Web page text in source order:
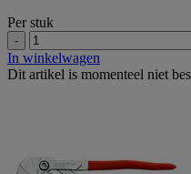
Per stuk
-
In winkelwagen
Dit artikel is momenteel niet